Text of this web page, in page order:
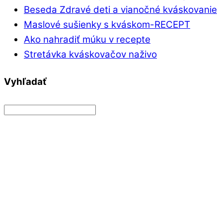
Beseda Zdravé deti a vianočné kváskovanie
Maslové sušienky s kváskom-RECEPT
Ako nahradiť múku v recepte
Stretávka kváskovačov naživo
Vyhľadať